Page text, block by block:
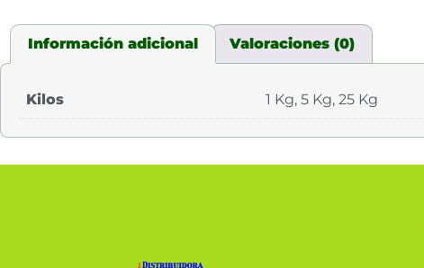
Información adicional Valoraciones (0)
Kilos 1 Kg, 5 Kg, 25 Kg